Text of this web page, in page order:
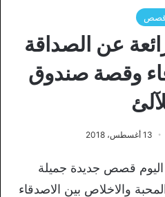
عن الصداقة
وقصة صندوق
13 أغسطس، 2018
قصص جديدة جميلة
والاخلاص بين الاصدقاء